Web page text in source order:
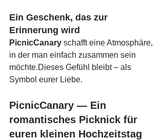
Ein Geschenk, das zur
Erinnerung wird
PicnicCanary schafft eine Atmosphäre,
in der man einfach zusammen sein
möchte.Dieses Gefühl bleibt – als
Symbol eurer Liebe.
PicnicCanary — Ein
romantisches Picknick für
euren kleinen Hochzeitstag